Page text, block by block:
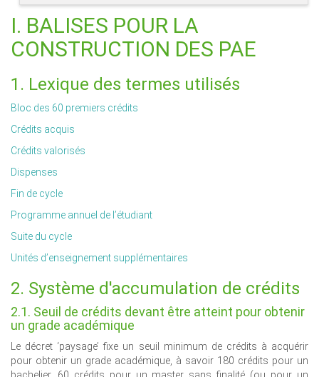
I. BALISES POUR LA
CONSTRUCTION DES PAE
1. Lexique des termes utilisés
Bloc des 60 premiers crédits
Crédits acquis
Crédits valorisés
Dispenses
Fin de cycle
Programme annuel de l’étudiant
Suite du cycle
Unités d’enseignement supplémentaires
2. Système d'accumulation de crédits
2.1. Seuil de crédits devant être atteint pour obtenir
un grade académique
Le décret ‘paysage’ fixe un seuil minimum de crédits à acquérir
pour obtenir un grade académique, à savoir 180 crédits pour un